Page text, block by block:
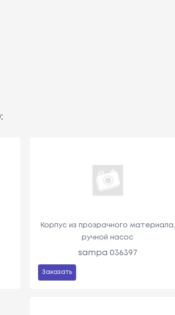
Корпус из прозрачного материала,
ручной насос
sampa 036397
Заказать